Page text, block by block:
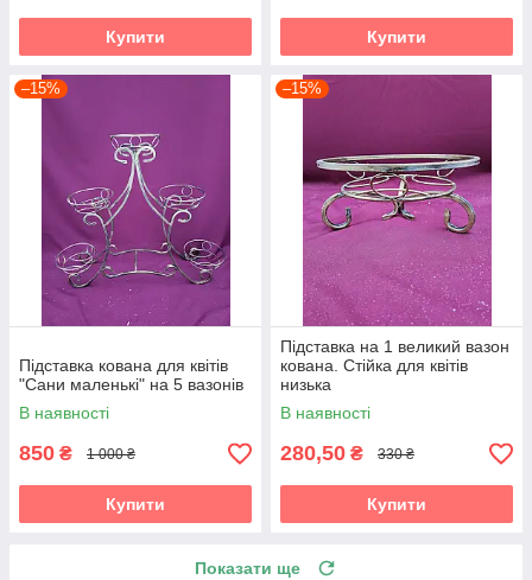
Купити Купити
–15%
Підставка кована для квітів
"Сани маленькі" на 5 вазонів
В наявності
850 ₴ 1 000 ₴
Купити
–15%
Підставка на 1 великий вазон
кована. Стійка для квітів
низька
В наявності
280,50 ₴ 330 ₴
Купити
Показати ще